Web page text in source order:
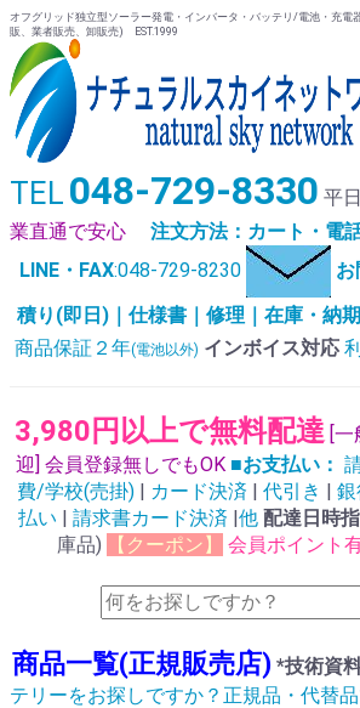
オフグリッド独立型ソーラー発電・インバータ・バッテリ/電池・充電
販、業者販売、卸販売) EST.1999
TEL 048-729-8330 平
業直通で安心
注文方法：カート・電
LINE・FAX:048-729-8230
積り(即日)｜仕様書｜修理｜在庫・納
商品保証２年(電池以外) インボイス対応
3,980円以上で無料配達 [
迎] 会員登録無しでもOK ■お支払い：
費/学校(売掛) | カード決済 | 代引き | 銀
払い | 請求書カード決済 |他 配達日時
庫品)
【クーポン】 会員ポイント
商品一覧(正規販売店) *技術資
テリーをお探しですか？正規品・代替